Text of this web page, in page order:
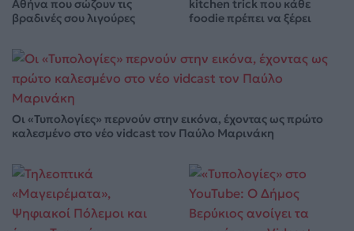
Αθήνα που σώζουν τις
βραδινές σου λιγούρες
kitchen trick που κάθε
foodie πρέπει να ξέρει
Οι «Τυπολογίες» περνούν στην εικόνα, έχοντας ως πρώτο
καλεσμένο στο νέο vidcast τον Παύλο Μαρινάκη